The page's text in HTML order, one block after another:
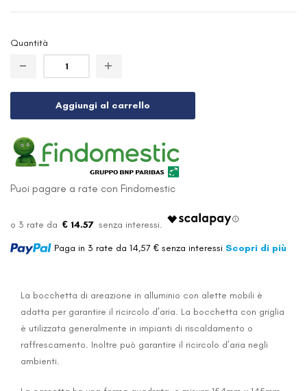
Quantità
Aggiungi al carrello
Puoi pagare a rate con Findomestic
€ 14.57
Paga in 3 rate da 14,57 € senza interessi Scopri di più
La bocchetta di areazione in alluminio con alette mobili è
adatta per garantire il ricircolo d’aria. La bocchetta con griglia
è utilizzata generalmente in impianti di riscaldamento o
raffrescamento. Inoltre può garantire il ricircolo d’aria negli
ambienti.